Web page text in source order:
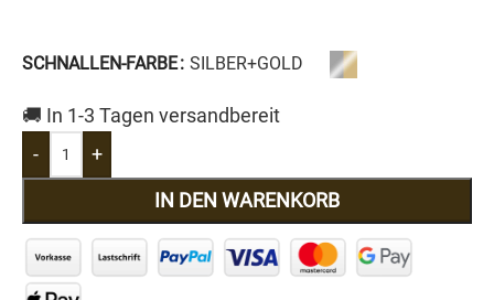
SCHNALLEN-FARBE SILBER+GOLD
🚚 In 1-3 Tagen versandbereit
-
+
IN DEN WARENKORB